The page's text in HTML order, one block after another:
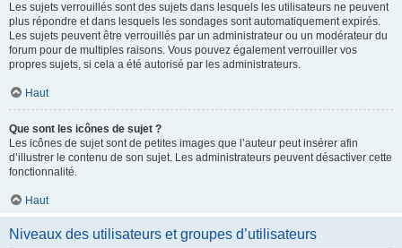
Les sujets verrouillés sont des sujets dans lesquels les utilisateurs ne peuvent
plus répondre et dans lesquels les sondages sont automatiquement expirés.
Les sujets peuvent être verrouillés par un administrateur ou un modérateur du
forum pour de multiples raisons. Vous pouvez également verrouiller vos
propres sujets, si cela a été autorisé par les administrateurs.
Haut
Que sont les icônes de sujet ?
Les icônes de sujet sont de petites images que l’auteur peut insérer afin
d’illustrer le contenu de son sujet. Les administrateurs peuvent désactiver cette
fonctionnalité.
Haut
Niveaux des utilisateurs et groupes d’utilisateurs